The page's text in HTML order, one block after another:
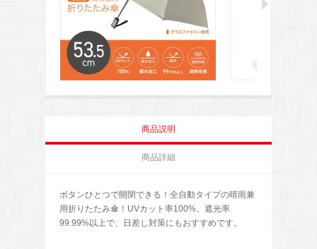
商品説明
商品詳細
ボタンひとつで開閉できる！全自動タイプの晴雨兼
用折りたたみ傘！UVカット率100%、遮光率
99.99%以上で、日差し対策にもおすすめです。